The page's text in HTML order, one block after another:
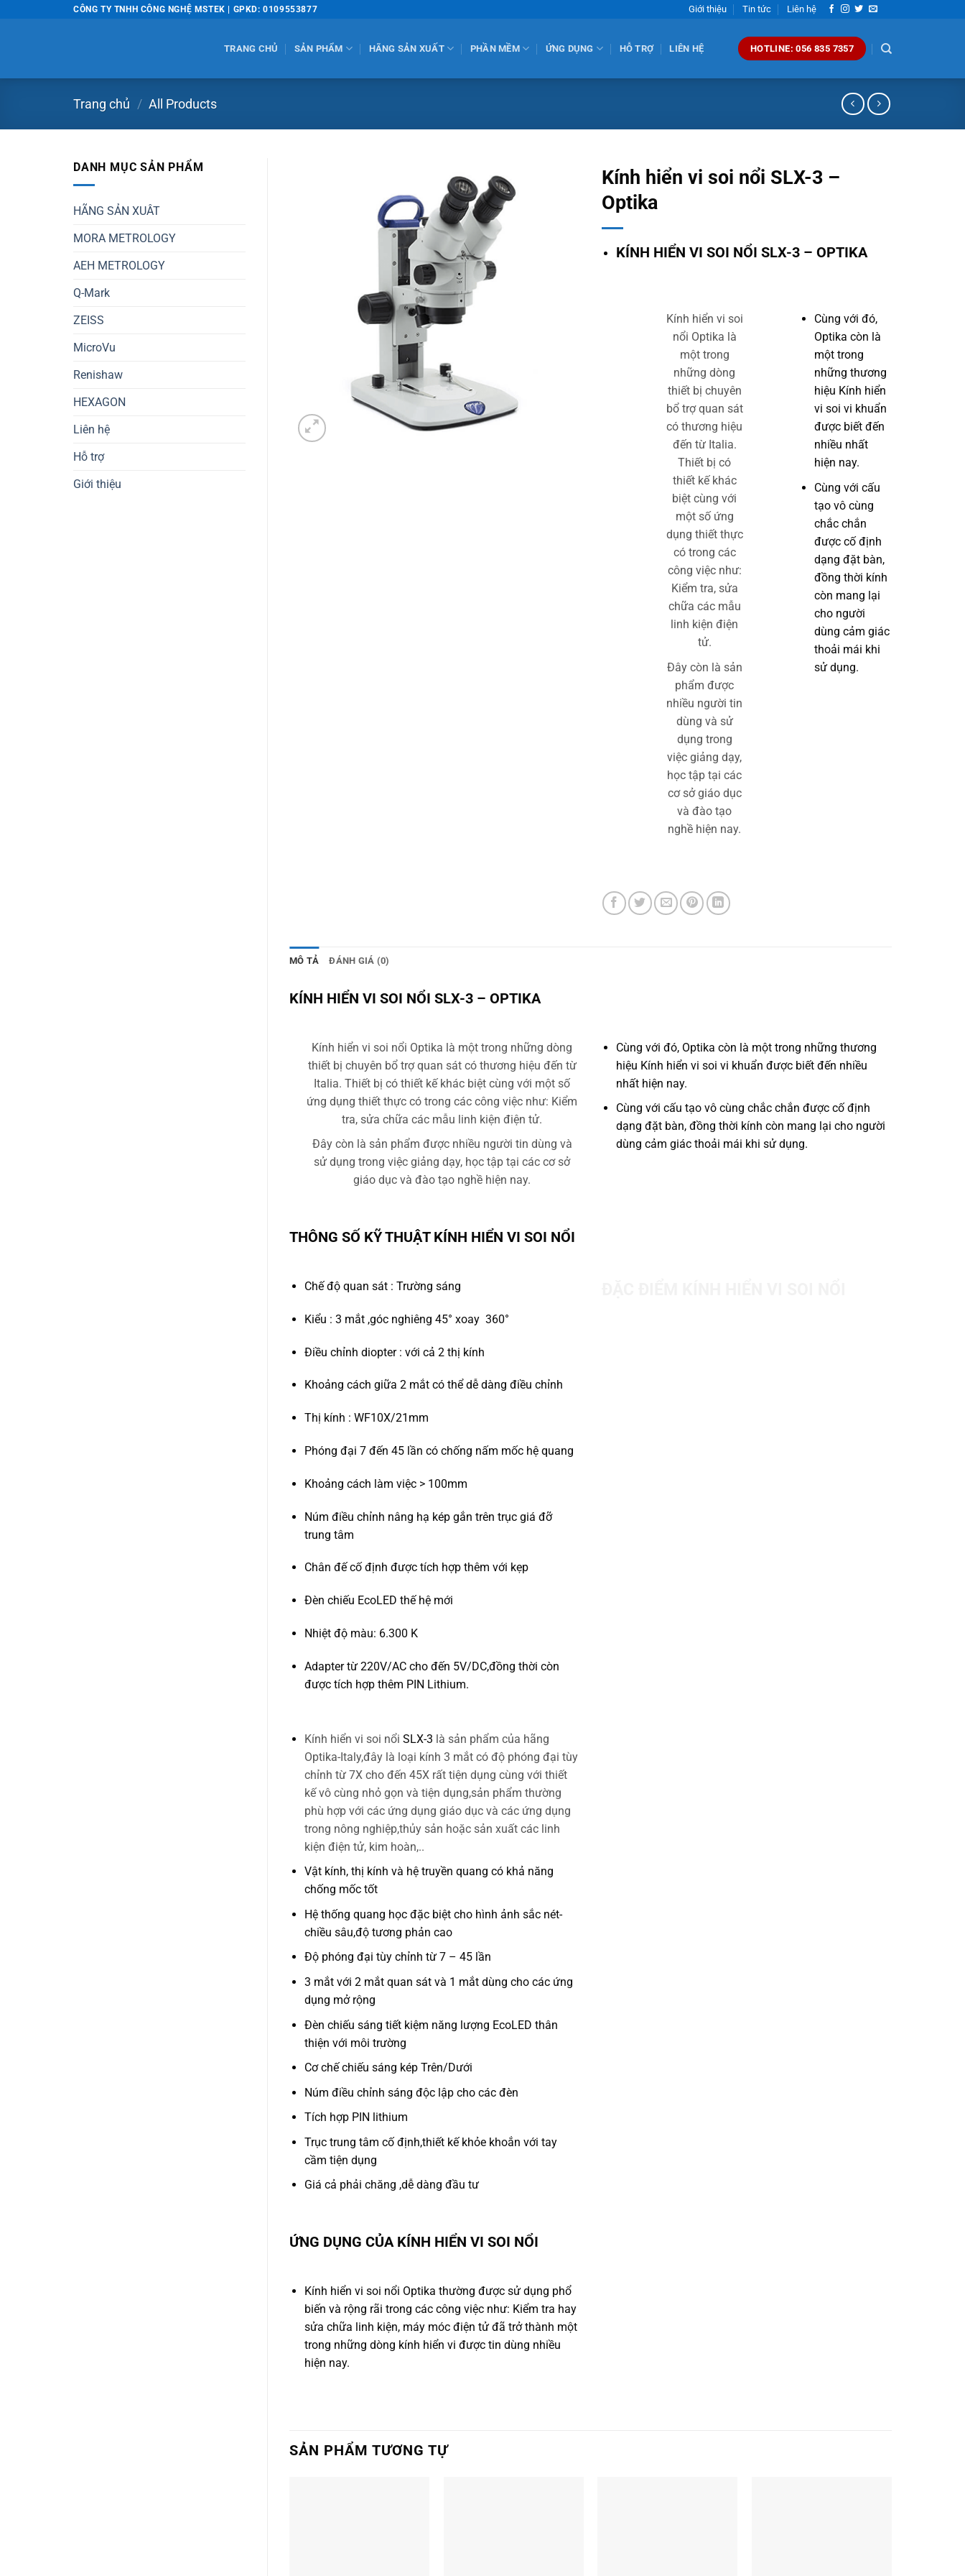
CÔNG TY TNHH CÔNG NGHỆ MSTEK | GPKD: 0109553877 Giới thiệu Tin tức Liên hệ
TRANG CHỦ SẢN PHẨM HÃNG SẢN XUẤT PHẦN MỀM ỨNG DỤNG HỖ TRỢ LIÊN HỆ HOTLINE: 056 835 7357
Trang chủ / All Products
DANH MỤC SẢN PHẨM
HÃNG SẢN XUÂT
MORA METROLOGY
AEH METROLOGY
Q-Mark
ZEISS
MicroVu
Renishaw
HEXAGON
Liên hệ
Hỗ trợ
Giới thiệu
Kính hiển vi soi nổi SLX-3 –
Optika
KÍNH HIỂN VI SOI NỔI SLX-3 – OPTIKA
Kính hiển vi soi
nổi Optika là
một trong
những dòng
thiết bị chuyên
bổ trợ quan sát
có thương hiệu
đến từ Italia.
Thiết bị có
thiết kế khác
biệt cùng với
một số ứng
dụng thiết thực
có trong các
công việc như:
Kiểm tra, sửa
chữa các mẫu
linh kiện điện
tử.
Đây còn là sản
phẩm được
nhiều người tin
dùng và sử
dụng trong
việc giảng dạy,
học tập tại các
cơ sở giáo dục
và đào tạo
nghề hiện nay.
Cùng với đó,
Optika còn là
một trong
những thương
hiệu Kính hiển
vi soi vi khuẩn
được biết đến
nhiều nhất
hiện nay.
Cùng với cấu
tạo vô cùng
chắc chắn
được cố định
dạng đặt bàn,
đồng thời kính
còn mang lại
cho người
dùng cảm giác
thoải mái khi
sử dụng.
MÔ TẢ ĐÁNH GIÁ (0)
KÍNH HIỂN VI SOI NỔI SLX-3 – OPTIKA
Kính hiển vi soi nổi Optika là một trong những dòng
thiết bị chuyên bổ trợ quan sát có thương hiệu đến từ
Italia. Thiết bị có thiết kế khác biệt cùng với một số
ứng dụng thiết thực có trong các công việc như: Kiểm
tra, sửa chữa các mẫu linh kiện điện tử.
Đây còn là sản phẩm được nhiều người tin dùng và
sử dụng trong việc giảng dạy, học tập tại các cơ sở
giáo dục và đào tạo nghề hiện nay.
Cùng với đó, Optika còn là một trong những thương
hiệu Kính hiển vi soi vi khuẩn được biết đến nhiều
nhất hiện nay.
Cùng với cấu tạo vô cùng chắc chắn được cố định
dạng đặt bàn, đồng thời kính còn mang lại cho người
dùng cảm giác thoải mái khi sử dụng.
THÔNG SỐ KỸ THUẬT KÍNH HIỂN VI SOI NỔI
Chế độ quan sát : Trường sáng
Kiểu : 3 mắt ,góc nghiêng 45° xoay 360°
Điều chỉnh diopter : với cả 2 thị kính
Khoảng cách giữa 2 mắt có thể dễ dàng điều chỉnh
Thị kính : WF10X/21mm
Phóng đại 7 đến 45 lần có chống nấm mốc hệ quang
Khoảng cách làm việc > 100mm
Núm điều chỉnh nâng hạ kép gắn trên trục giá đỡ
trung tâm
Chân đế cố định được tích hợp thêm với kẹp
Đèn chiếu EcoLED thế hệ mới
Nhiệt độ màu: 6.300 K
Adapter từ 220V/AC cho đến 5V/DC,đồng thời còn
được tích hợp thêm PIN Lithium.
Kính hiển vi soi nổi SLX-3 là sản phẩm của hãng
Optika-Italy,đây là loại kính 3 mắt có độ phóng đại tùy
chỉnh từ 7X cho đến 45X rất tiện dụng cùng với thiết
kế vô cùng nhỏ gọn và tiện dụng,sản phẩm thường
phù hợp với các ứng dụng giáo dục và các ứng dụng
trong nông nghiệp,thủy sản hoặc sản xuất các linh
kiện điện tử, kim hoàn,..
Vật kính, thị kính và hệ truyền quang có khả năng
chống mốc tốt
Hệ thống quang học đặc biệt cho hình ảnh sắc nét-
chiều sâu,độ tương phản cao
Độ phóng đại tùy chỉnh từ 7 – 45 lần
3 mắt với 2 mắt quan sát và 1 mắt dùng cho các ứng
dụng mở rộng
Đèn chiếu sáng tiết kiệm năng lượng EcoLED thân
thiện với môi trường
Cơ chế chiếu sáng kép Trên/Dưới
Núm điều chỉnh sáng độc lập cho các đèn
Tích hợp PIN lithium
Trục trung tâm cố định,thiết kế khỏe khoắn với tay
cầm tiện dụng
Giá cả phải chăng ,dễ dàng đầu tư
ỨNG DỤNG CỦA KÍNH HIỂN VI SOI NỔI
Kính hiển vi soi nổi Optika thường được sử dụng phổ
biến và rộng rãi trong các công việc như: Kiểm tra hay
sửa chữa linh kiện, máy móc điện tử đã trở thành một
trong những dòng kính hiển vi được tin dùng nhiều
hiện nay.
SẢN PHẨM TƯƠNG TỰ